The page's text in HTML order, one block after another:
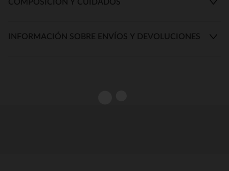
COMPOSICIÓN Y CUIDADOS
INFORMACIÓN SOBRE ENVÍOS Y DEVOLUCIONES